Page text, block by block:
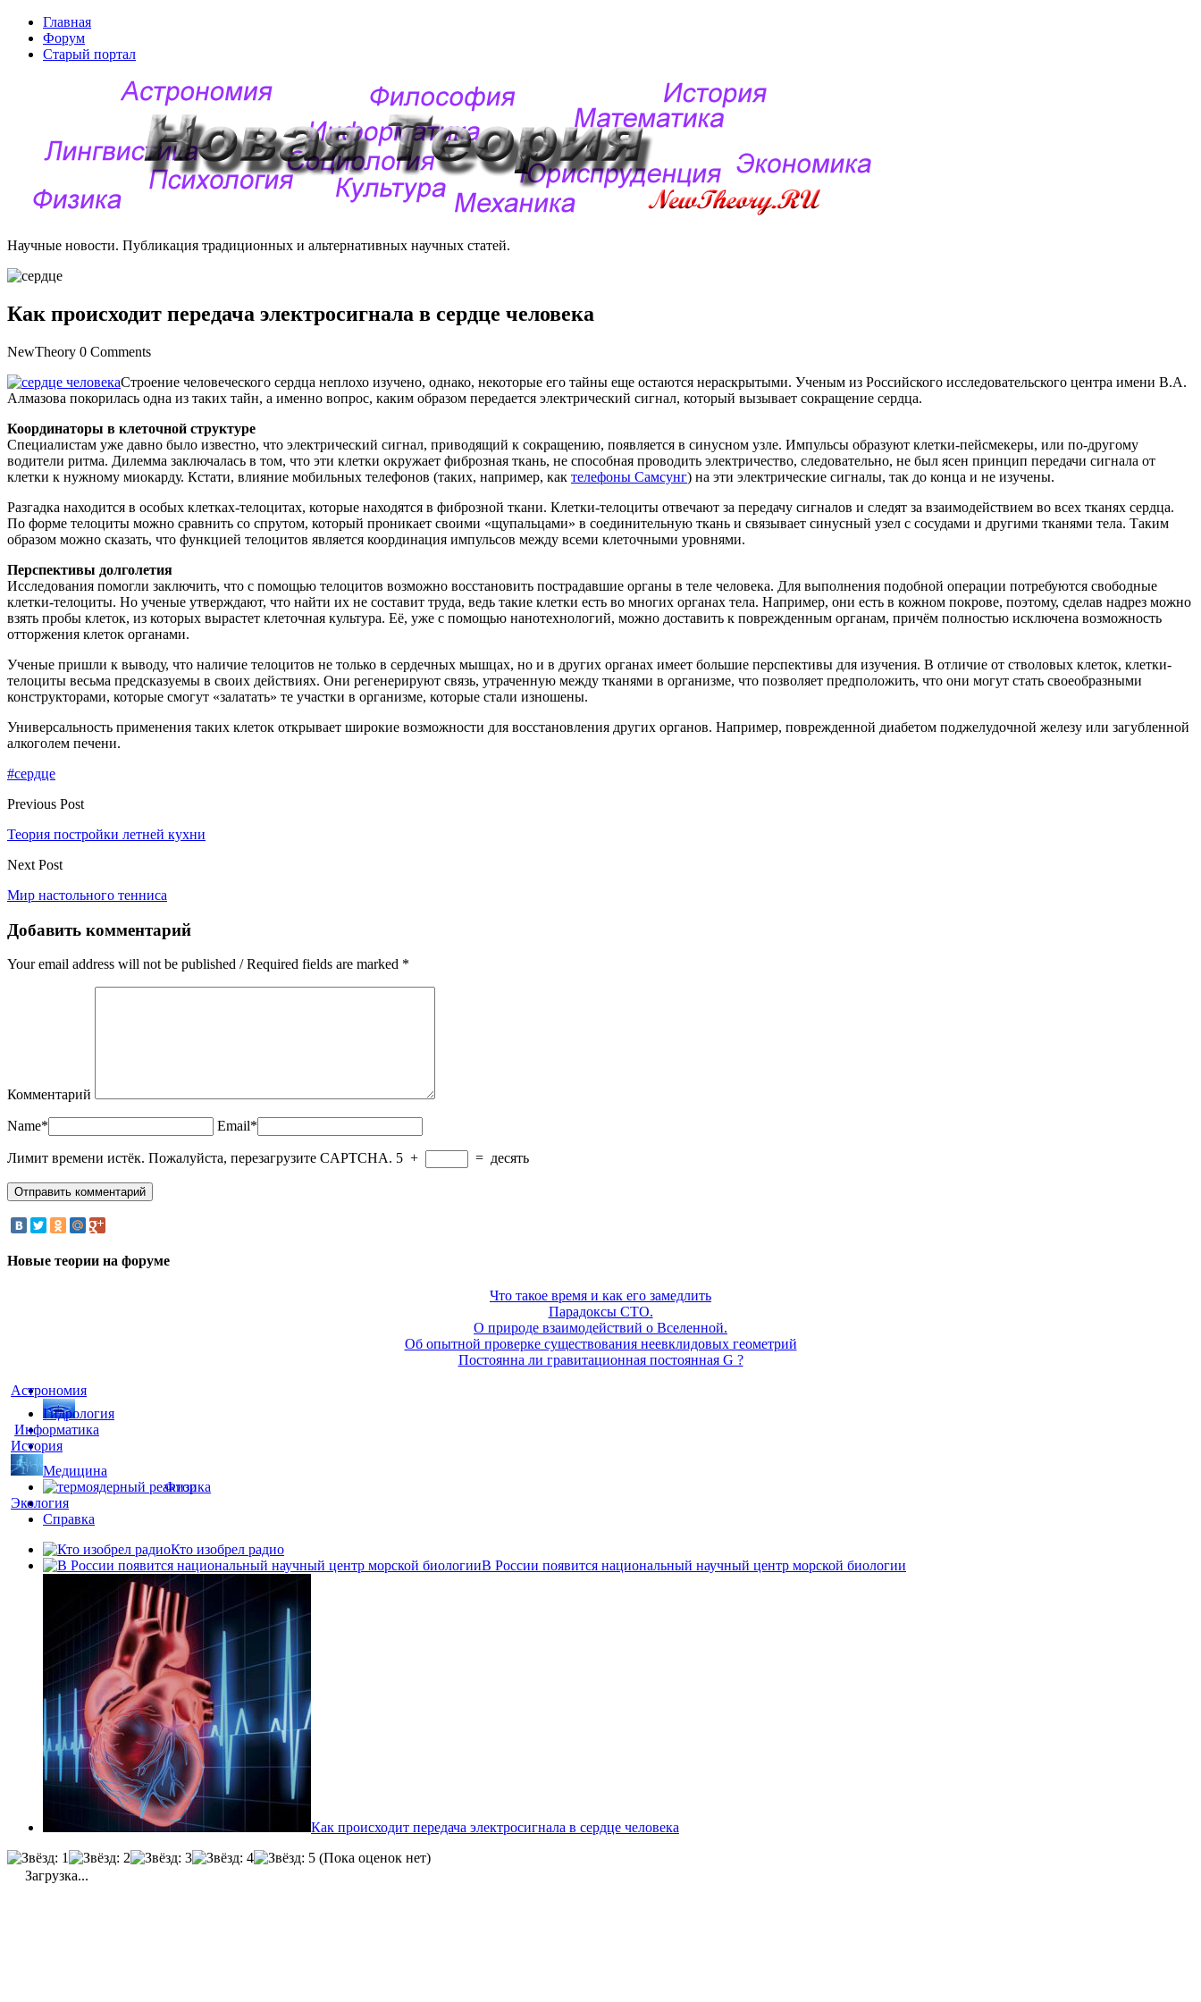
Главная
Форум
Старый портал
Научные новости. Публикация традиционных и альтернативных научных статей.
Как происходит передача электросигнала в сердце человека
NewTheory 0 Comments
Строение человеческого сердца неплохо изучено, однако, некоторые его тайны еще остаются нераскрытыми. Ученым из Российского исследовательского центра имени В.А.
Алмазова покорилась одна из таких тайн, а именно вопрос, каким образом передается электрический сигнал, который вызывает сокращение сердца.
Координаторы в клеточной структуре
Специалистам уже давно было известно, что электрический сигнал, приводящий к сокращению, появляется в синусном узле. Импульсы образуют клетки-пейсмекеры, или по-другому
водители ритма. Дилемма заключалась в том, что эти клетки окружает фиброзная ткань, не способная проводить электричество, следовательно, не был ясен принцип передачи сигнала от
клетки к нужному миокарду. Кстати, влияние мобильных телефонов (таких, например, как телефоны Самсунг) на эти электрические сигналы, так до конца и не изучены.
Разгадка находится в особых клетках-телоцитах, которые находятся в фиброзной ткани. Клетки-телоциты отвечают за передачу сигналов и следят за взаимодействием во всех тканях сердца.
По форме телоциты можно сравнить со спрутом, который проникает своими «щупальцами» в соединительную ткань и связывает синусный узел с сосудами и другими тканями тела. Таким
образом можно сказать, что функцией телоцитов является координация импульсов между всеми клеточными уровнями.
Перспективы долголетия
Исследования помогли заключить, что с помощью телоцитов возможно восстановить пострадавшие органы в теле человека. Для выполнения подобной операции потребуются свободные
клетки-телоциты. Но ученые утверждают, что найти их не составит труда, ведь такие клетки есть во многих органах тела. Например, они есть в кожном покрове, поэтому, сделав надрез можно
взять пробы клеток, из которых вырастет клеточная культура. Её, уже с помощью нанотехнологий, можно доставить к поврежденным органам, причём полностью исключена возможность
отторжения клеток органами.
Ученые пришли к выводу, что наличие телоцитов не только в сердечных мышцах, но и в других органах имеет большие перспективы для изучения. В отличие от стволовых клеток, клетки-
телоциты весьма предсказуемы в своих действиях. Они регенерируют связь, утраченную между тканями в организме, что позволяет предположить, что они могут стать своеобразными
конструкторами, которые смогут «залатать» те участки в организме, которые стали изношены.
Универсальность применения таких клеток открывает широкие возможности для восстановления других органов. Например, поврежденной диабетом поджелудочной железу или загубленной
алкоголем печени.
#сердце
Previous Post
Теория постройки летней кухни
Next Post
Мир настольного тенниса
Добавить комментарий
Your email address will not be published / Required fields are marked *
Комментарий
Name* Email*
Лимит времени истёк. Пожалуйста, перезагрузите CAPTCHA. 5 + = десять
Новые теории на форуме
Что такое время и как его замедлить
Парадоксы СТО.
О природе взаимодействий о Вселенной.
Об опытной проверке существования неевклидовых геометрий
Постоянна ли гравитационная постоянная G ?
Астрономия
Гидрология
Информатика
История
Медицина
Физика
Экология
Справка
Кто изобрел радио
В России появится национальный научный центр морской биологии
Как происходит передача электросигнала в сердце человека
(Пока оценок нет)
Загрузка...